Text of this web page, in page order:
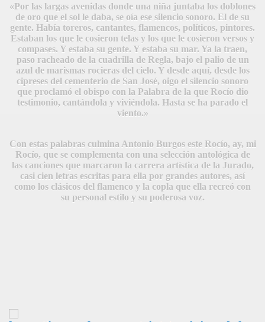
«Por las largas avenidas donde una niña juntaba los doblones
de oro que el sol le daba, se oía ese silencio sonoro. El de su
gente. Había toreros, cantantes, flamencos, políticos, pintores.
Estaban los que le cosieron telas y los que le cosieron versos y
compases. Y estaba su gente. Y estaba su mar. Ya la traen,
paso racheado de la cuadrilla de Regla, bajo el palio de un
azul de marismas rocieras del cielo. Y desde aquí, desde los
cipreses del cementerio de San José, oigo el silencio sonoro
que proclamó el obispo con la Palabra de la que Rocío dio
testimonio, cantándola y viviéndola. Hasta se ha parado el
viento.»
Con estas palabras culmina Antonio Burgos este Rocío, ay, mi
Rocío, que se complementa con una selección antológica de
las canciones que marcaron la carrera artística de la Jurado,
casi cien letras escritas para ella por grandes autores, así
como los clásicos del flamenco y la copla que ella recreó con
su personal estilo y su poderosa voz.